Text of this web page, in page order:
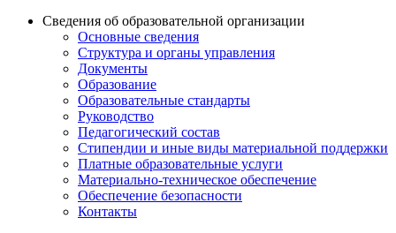
Сведения об образовательной организации
Основные сведения
Структура и органы управления
Документы
Образование
Образовательные стандарты
Руководство
Педагогический состав
Стипендии и иные виды материальной поддержки
Платные образовательные услуги
Материально-техническое обеспечение
Обеспечение безопасности
Контакты